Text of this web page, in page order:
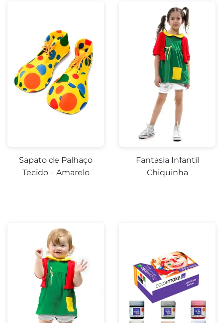
Sapato de Palhaço
Tecido – Amarelo
Fantasia Infantil
Chiquinha